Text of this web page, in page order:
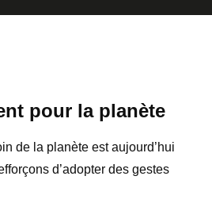
pour la planète
de la planète est aujourd’hui
d’adopter des gestes